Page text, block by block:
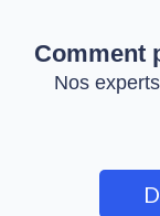
Comment
Nos